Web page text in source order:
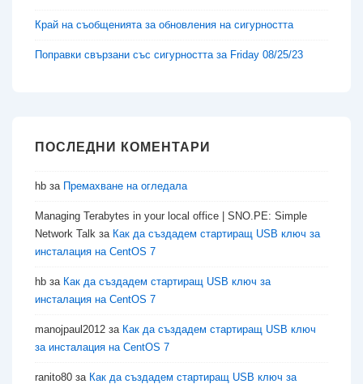
Край на съобщенията за обновления на сигурността
Поправки свързани със сигурността за Friday 08/25/23
ПОСЛЕДНИ КОМЕНТАРИ
hb за Премахване на огледала
Managing Terabytes in your local office | SNO.PE: Simple
Network Talk за Как да създадем стартиращ USB ключ за
инсталация на CentOS 7
hb за Как да създадем стартиращ USB ключ за
инсталация на CentOS 7
manojpaul2012 за Как да създадем стартиращ USB ключ
за инсталация на CentOS 7
ranito80 за Как да създадем стартиращ USB ключ за